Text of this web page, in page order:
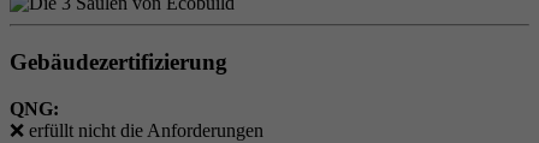
Gebäudezertifizierung
QNG:
❌ erfüllt nicht die Anforderungen